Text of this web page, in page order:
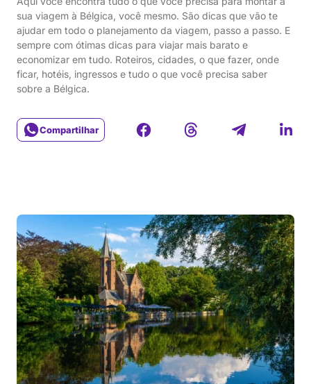
Compartilhar
sua viagem à Bélgica, você mesmo. São dicas que vão te
ajudar em todo o planejamento da viagem, passo a passo. E
sempre com ótimas dicas para viajar mais barato e
economizar em tudo. Roteiros, cidades, o que fazer, onde
ficar, hotéis, ingressos e tudo o que você precisa saber
sobre a Bélgica.